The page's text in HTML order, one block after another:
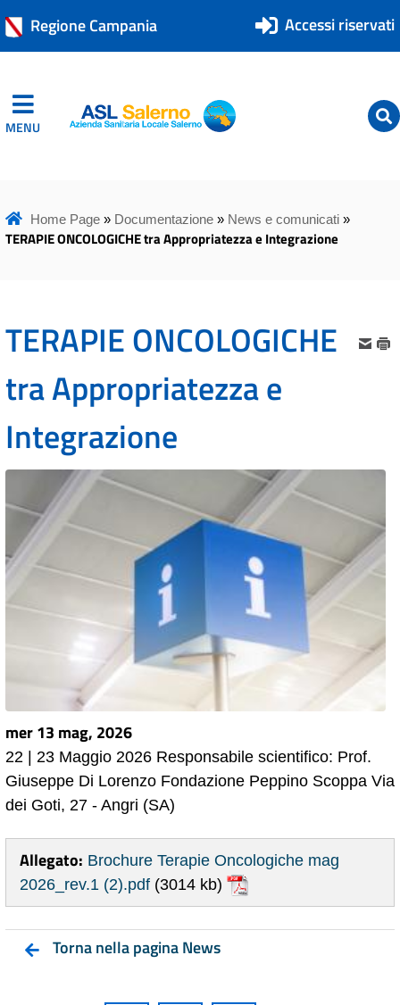
Regione Campania Accessi riservati
MENU ASL Salerno
ASL Salerno
Home Page» Documentazione» News e comunicati»
TERAPIE ONCOLOGICHE tra Appropriatezza e Integrazione
TERAPIE ONCOLOGICHE
tra Appropriatezza e
Integrazione
mer 13 mag, 2026
22 | 23 Maggio 2026 Responsabile scientifico: Prof.
Giuseppe Di Lorenzo Fondazione Peppino Scoppa Via
dei Goti, 27 - Angri (SA)
Allegato: Brochure Terapie Oncologiche mag
2026_rev.1 (2).pdf (3014 kb)
Torna nella pagina News